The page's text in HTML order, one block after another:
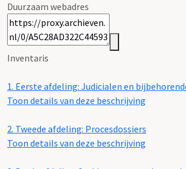
Duurzaam webadres
Inventaris
1. Eerste afdeling: Judicialen en
Toon details van deze beschrijving
2. Tweede afdeling: Procesdossiers
Toon details van deze beschrijving